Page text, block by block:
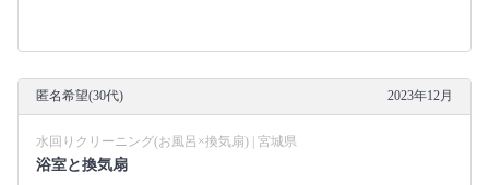
匿名希望(30代) 2023年12月
水回りクリーニング(お風呂×換気扇) | 宮城県
浴室と換気扇